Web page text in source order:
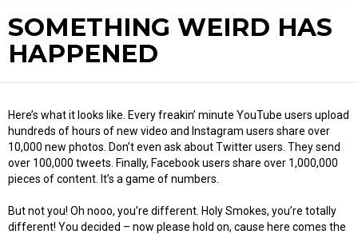
SOMETHING WEIRD HAS
HAPPENED
Here’s what it looks like. Every freakin’ minute YouTube users upload
hundreds of hours of new video and Instagram users share over
10,000 new photos. Don’t even ask about Twitter users. They send
over 100,000 tweets. Finally, Facebook users share over 1,000,000
pieces of content. It’s a game of numbers.
But not you! Oh nooo, you’re different. Holy Smokes, you’re totally
different! You decided – now please hold on, cause here comes the